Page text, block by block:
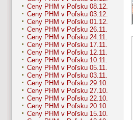
Ceny PHM v Poľsku 08.12.
Ceny PHM v Poľsku 03.12.
Ceny PHM v Poľsku 01.12.
Ceny PHM v Poľsku 26.11.
Ceny PHM v Poľsku 24.11.
Ceny PHM v Poľsku 17.11.
Ceny PHM v Poľsku 12.11.
Ceny PHM v Poľsku 10.11.
Ceny PHM v Poľsku 05.11.
Ceny PHM v Poľsku 03.11.
Ceny PHM v Poľsku 29.10.
Ceny PHM v Poľsku 27.10.
Ceny PHM v Poľsku 22.10.
Ceny PHM v Poľsku 20.10.
Ceny PHM v Poľsku 15.10.